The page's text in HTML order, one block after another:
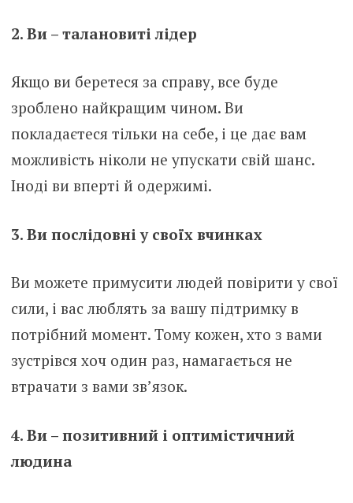
2. Ви – талановиті лідер
Якщо ви беретеся за справу, все буде
зроблено найкращим чином. Ви
покладаєтеся тільки на себе, і це дає вам
можливість ніколи не упускати свій шанс.
Іноді ви вперті й одержимі.
3. Ви послідовні у своїх вчинках
Ви можете примусити людей повірити у свої
сили, і вас люблять за вашу підтримку в
потрібний момент. Тому кожен, хто з вами
зустрівся хоч один раз, намагається не
втрачати з вами зв’язок.
4. Ви – позитивний і оптимістичний
людина